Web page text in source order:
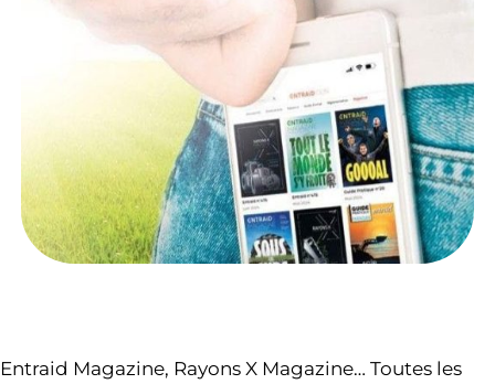
Entraid Magazine, Rayons X Magazine… Toutes les